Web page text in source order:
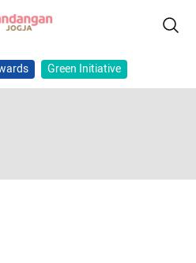
Green Initiative